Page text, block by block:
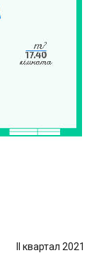
II квартал 2021